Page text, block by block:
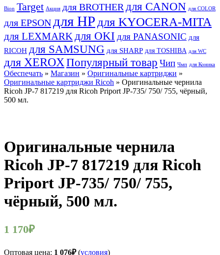
Bion Target Акция для BROTHER для CANON для COLOR
для EPSON для HP для KYOCERA-MITA
для LEXMARK для OKI для PANASONIC для
RICOH для SAMSUNG для SHARP для TOSHIBA для WC
для XEROX Популярный товар Чип Чмп для Коника
Обеспечать » Магазин » Оригинальные картриджи »
Оригинальные картриджи Ricoh » Оригинальные чернила
Ricoh JP-7 817219 для Ricoh Priport JP-735/ 750/ 755, чёрный,
500 мл.
Оригинальные чернила
Ricoh JP-7 817219 для Ricoh
Priport JP-735/ 750/ 755,
чёрный, 500 мл.
1 170₽
Оптовая цена: 1 076₽(условия)